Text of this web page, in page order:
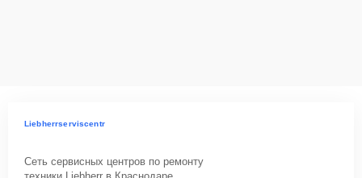
Liebherrserviscentr
Сеть сервисных центров по ремонту